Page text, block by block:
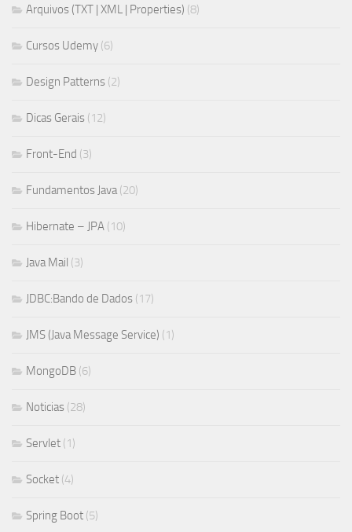
Arquivos (TXT | XML | Properties) (8)
Cursos Udemy (6)
Design Patterns (2)
Dicas Gerais (12)
Front-End (3)
Fundamentos Java(20)
Hibernate – JPA (10)
Java Mail (3)
JDBC:Bando de Dados (17)
JMS (Java Message Service) (1)
MongoDB (6)
Noticias (28)
Servlet (1)
Socket (4)
Spring Boot (5)